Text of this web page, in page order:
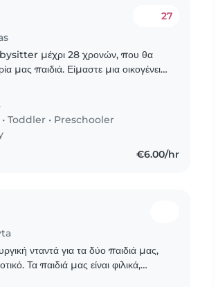
27
μέχρι 28 χρονών, που θα
μας παιδιά. Είμαστε μια οικογένεια
•Toddler • Preschooler
€6.00/hr
νταντά για τα δύο παιδιά μας,
Τα παιδιά μας είναι φιλικά,